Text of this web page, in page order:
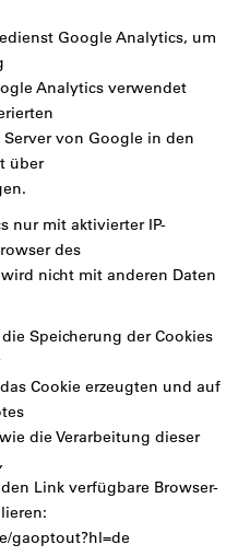
Google Analytics, um
Analytics verwendet
von Google in den
über
nur mit aktivierter IP-
des
nicht mit anderen Daten
Speicherung der Cookies
Cookie erzeugten und auf
die Verarbeitung dieser
Link verfügbare Browser-
gaoptout?hl=de